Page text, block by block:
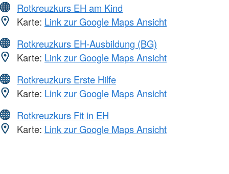
Rotkreuzkurs EH am Kind
Karte: Link zur Google Maps Ansicht
Rotkreuzkurs EH-Ausbildung (BG)
Karte: Link zur Google Maps Ansicht
Rotkreuzkurs Erste Hilfe
Karte: Link zur Google Maps Ansicht
Rotkreuzkurs Fit in EH
Karte: Link zur Google Maps Ansicht